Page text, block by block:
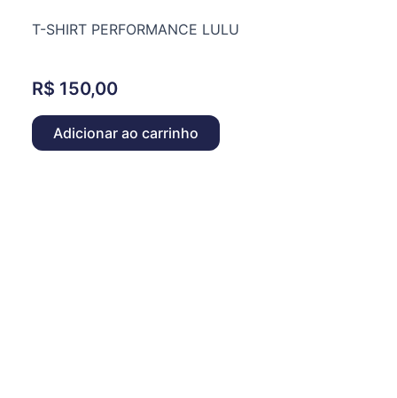
T-SHIRT PERFORMANCE LULU
R$ 150,00
Adicionar ao carrinho